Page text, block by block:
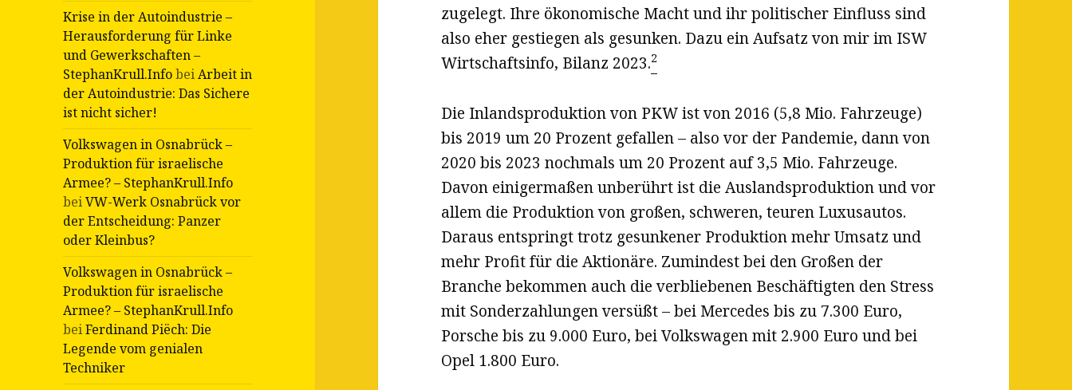
Krise in der Autoindustrie –
Herausforderung für Linke
und Gewerkschaften –
StephanKrull.InfobeiArbeit in
der Autoindustrie: Das Sichere
ist nicht sicher!
Volkswagen in Osnabrück –
Produktion für israelische
Armee? – StephanKrull.Info
beiVW-Werk Osnabrück vor
der Entscheidung: Panzer
oder Kleinbus?
Volkswagen in Osnabrück –
Produktion für israelische
Armee? – StephanKrull.Info
beiFerdinand Piëch: Die
Legende vom genialen
Techniker
zugelegt. Ihre ökonomische Macht und ihr politischer Einfluss sind
also eher gestiegen als gesunken. Dazu ein Aufsatz von mir im ISW
Wirtschaftsinfo, Bilanz 2023.2
Die Inlandsproduktion von PKW ist von 2016 (5,8 Mio. Fahrzeuge)
bis 2019 um 20 Prozent gefallen – also vor der Pandemie, dann von
2020 bis 2023 nochmals um 20 Prozent auf 3,5 Mio. Fahrzeuge.
Davon einigermaßen unberührt ist die Auslandsproduktion und vor
allem die Produktion von großen, schweren, teuren Luxusautos.
Daraus entspringt trotz gesunkener Produktion mehr Umsatz und
mehr Profit für die Aktionäre. Zumindest bei den Großen der
Branche bekommen auch die verbliebenen Beschäftigten den Stress
mit Sonderzahlungen versüßt – bei Mercedes bis zu 7.300 Euro,
Porsche bis zu 9.000 Euro, bei Volkswagen mit 2.900 Euro und bei
Opel 1.800 Euro.